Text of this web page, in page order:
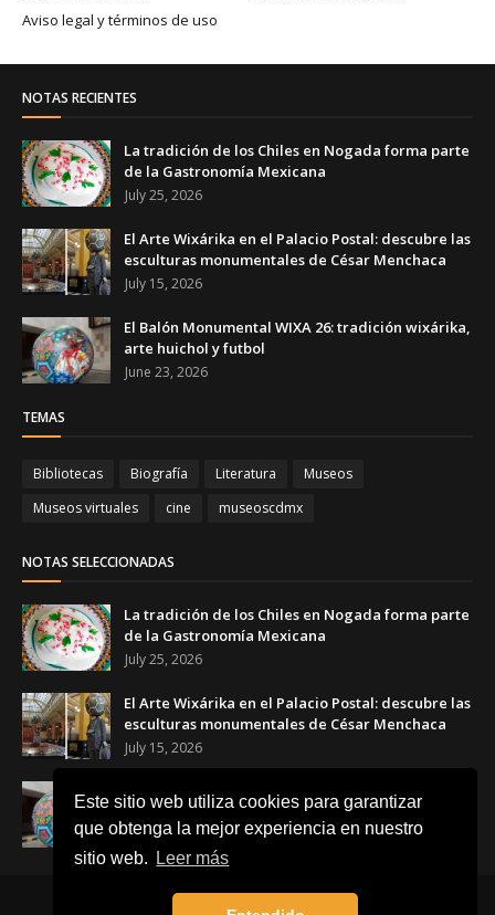
Este sitio web utiliza cookies para garantizar
que obtenga la mejor experiencia en nuestro
sitio web.
Leer más
Aviso legal y términos de uso
NOTAS RECIENTES
La tradición de los Chiles en Nogada forma parte
de la Gastronomía Mexicana
July 25, 2026
El Arte Wixárika en el Palacio Postal: descubre las
esculturas monumentales de César Menchaca
July 15, 2026
El Balón Monumental WIXA 26: tradición wixárika,
arte huichol y futbol
June 23, 2026
TEMAS
Bibliotecas Biografía Literatura
Museos
Museos virtuales
cine museoscdmx
NOTAS SELECCIONADAS
La tradición de los Chiles en Nogada forma parte
de la Gastronomía Mexicana
July 25, 2026
El Arte Wixárika en el Palacio Postal: descubre las
esculturas monumentales de César Menchaca
July 15, 2026
El Balón Monumental WIXA 26: tradición wixárika,
arte huichol y futbol
June 23, 2026
Acerca de